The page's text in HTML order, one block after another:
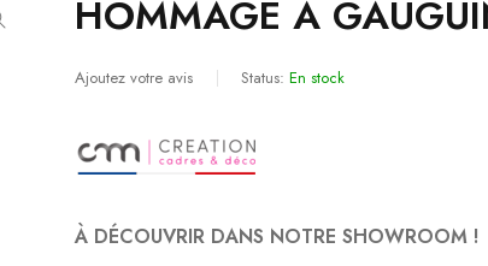
HOMMAGE A
Ajoutez votre avis Status: En stock
À DÉCOUVRIR DANS NOTRE SHOWROOM !